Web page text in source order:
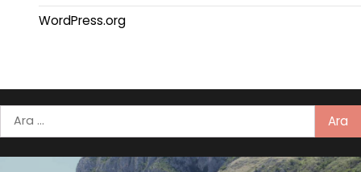
WordPress.org
Arama: